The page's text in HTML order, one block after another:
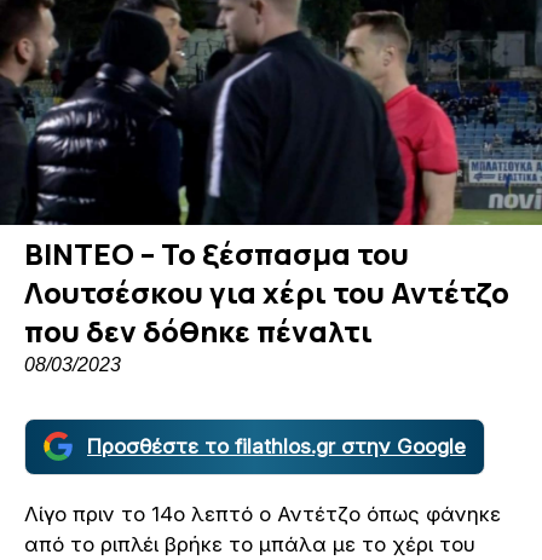
ΒΙΝΤΕΟ – Το ξέσπασμα του
Λουτσέσκου για χέρι του Αντέτζο
που δεν δόθηκε πέναλτι
08/03/2023
Προσθέστε το filathlos.gr στην Google
Λίγο πριν το 14ο λεπτό ο Αντέτζο όπως φάνηκε
από το ριπλέι βρήκε το μπάλα με το χέρι του